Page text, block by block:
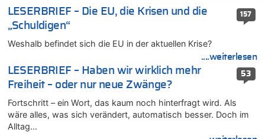
06.08.2026 - 15:42 von Dax zu
Zweite Hitzewelle in diesem Sommer ist jetzt amtlich
06.08.2026 - 15:27 von ne Hondsjong zu
Zweite Hitzewelle in diesem Sommer ist jetzt amtlich
06.08.2026 - 14:57 von Hugo Egon Bernhard von Sinnen zu
Zweite Hitzewelle in diesem Sommer ist jetzt amtlich
06.08.2026 - 14:51 von Ostbelgien Direkt zu
Zurück an den Rhein: Hendrich wechselt zum 1. FC Köln
06.08.2026 - 14:46 von Hugo Egon Bernhard von Sinnen zu
Frau hörte Stimmen aus Haus des verstorbenen Nachbarn
157
LESERBRIEF – Die EU, die Krisen und die
„Schuldigen“
Weshalb befindet sich die EU in der aktuellen Krise?
....weiterlesen
53
LESERBRIEF – Haben wir wirklich mehr
Freiheit – oder nur neue Zwänge?
Fortschritt – ein Wort, das kaum noch hinterfragt wird. Als
wäre alles, was sich verändert, automatisch besser. Doch im
Alltag…